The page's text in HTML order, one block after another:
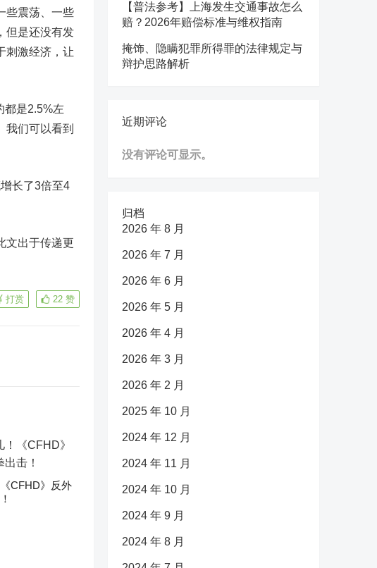
些震荡、一些
但是还没有发
刺激经济，让
是2.5%左
我们可以看到
长了3倍至4
出于传递更
22 赞
打赏
CFHD》反外
【普法参考】上海发生交通事故怎么
赔？2026年赔偿标准与维权指南
掩饰、隐瞒犯罪所得罪的法律规定与
辩护思路解析
近期评论
没有评论可显示。
归档
2026 年 8 月
2026 年 7 月
2026 年 6 月
2026 年 5 月
2026 年 4 月
2026 年 3 月
2026 年 2 月
2025 年 10 月
2024 年 12 月
2024 年 11 月
2024 年 10 月
2024 年 9 月
2024 年 8 月